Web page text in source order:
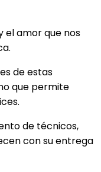
el amor que nos
de estas
que permite
de técnicos,
con su entrega